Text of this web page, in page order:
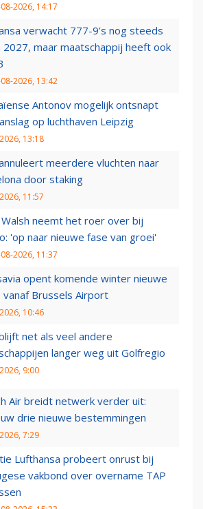
2026, 14:17
verwacht 777-9’s nog steeds
2027, maar maatschappij heeft ook
2026, 13:42
Antonov mogelijk ontsnapt
op luchthaven Leipzig
13:18
meerdere vluchten naar
door staking
11:57
Walsh neemt het roer over bij
'op naar nieuwe fase van groei'
2026, 11:37
opent komende winter nieuwe
Brussels Airport
10:46
net als veel andere
langer weg uit Golfregio
9:00
Air breidt netwerk verder uit:
drie nieuwe bestemmingen
7:29
Lufthansa probeert onrust bij
vakbond over overname TAP